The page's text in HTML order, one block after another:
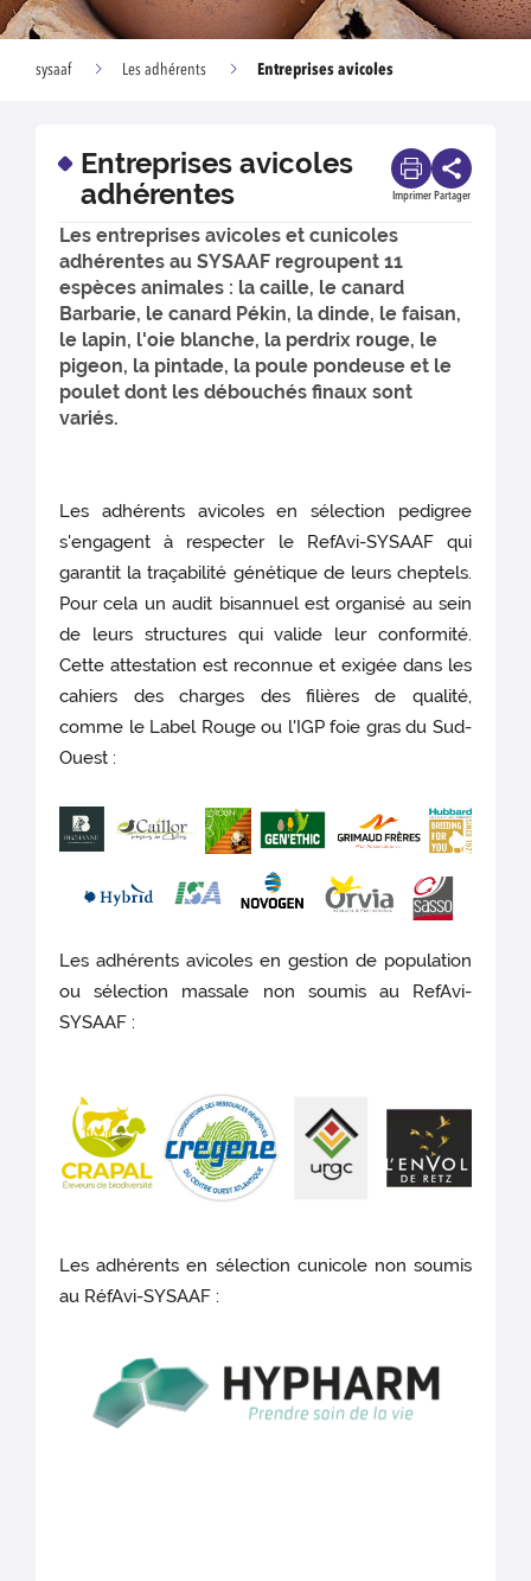
sysaaf Les adhérents Entreprises avicoles
Entreprises avicoles
adhérentes
Imprimer Partager
Les entreprises avicoles et cunicoles
adhérentes au SYSAAF regroupent 11
espèces animales : la caille, le canard
Barbarie, le canard Pékin, la dinde, le faisan,
le lapin, l'oie blanche, la perdrix rouge, le
pigeon, la pintade, la poule pondeuse et le
poulet dont les débouchés finaux sont
variés.
Les adhérents avicoles en sélection pedigree
s'engagent à respecter le RefAvi-SYSAAF qui
garantit la traçabilité génétique de leurs cheptels.
Pour cela un audit bisannuel est organisé au sein
de leurs structures qui valide leur conformité.
Cette attestation est reconnue et exigée dans les
cahiers des charges des filières de qualité,
comme le Label Rouge ou l'IGP foie gras du Sud-
Ouest :
Les adhérents avicoles en gestion de population
ou sélection massale non soumis au RefAvi-
SYSAAF :
Les adhérents en sélection cunicole non soumis
au RéfAvi-SYSAAF :